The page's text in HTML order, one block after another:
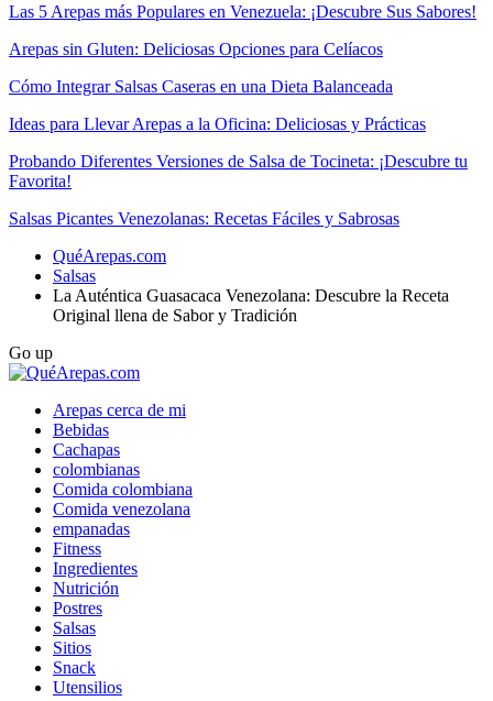
Las 5 Arepas más Populares en Venezuela: ¡Descubre Sus Sabores!
Arepas sin Gluten: Deliciosas Opciones para Celíacos
Cómo Integrar Salsas Caseras en una Dieta Balanceada
Ideas para Llevar Arepas a la Oficina: Deliciosas y Prácticas
Probando Diferentes Versiones de Salsa de Tocineta: ¡Descubre tu
Favorita!
Salsas Picantes Venezolanas: Recetas Fáciles y Sabrosas
QuéArepas.com
Salsas
La Auténtica Guasacaca Venezolana: Descubre la Receta
Original llena de Sabor y Tradición
Go up
Arepas cerca de mi
Bebidas
Cachapas
colombianas
Comida colombiana
Comida venezolana
empanadas
Fitness
Ingredientes
Nutrición
Postres
Salsas
Sitios
Snack
Utensilios